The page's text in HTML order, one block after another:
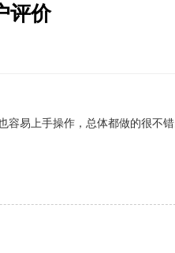
评价
容易 上手操作，总体都做的很不错